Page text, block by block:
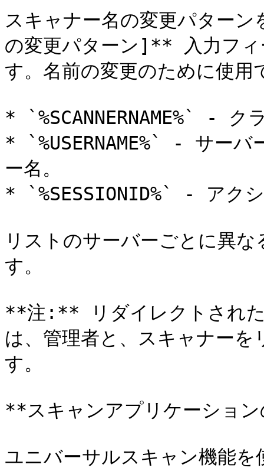
スキャナー名の変更パター
の変更パターン]** 入力フィ
す。名前の変更のために使用
* `%SCANNERNAME%` - ク
* `%USERNAME%` - サーバ
ー名。
* `%SESSIONID%` - アク
リストのサーバーごとに異
す。
**注:** リダイレクトされた
は、管理者と、スキャナー
す。
**スキャンアプリケーショ
ユニバーサルスキャン機能